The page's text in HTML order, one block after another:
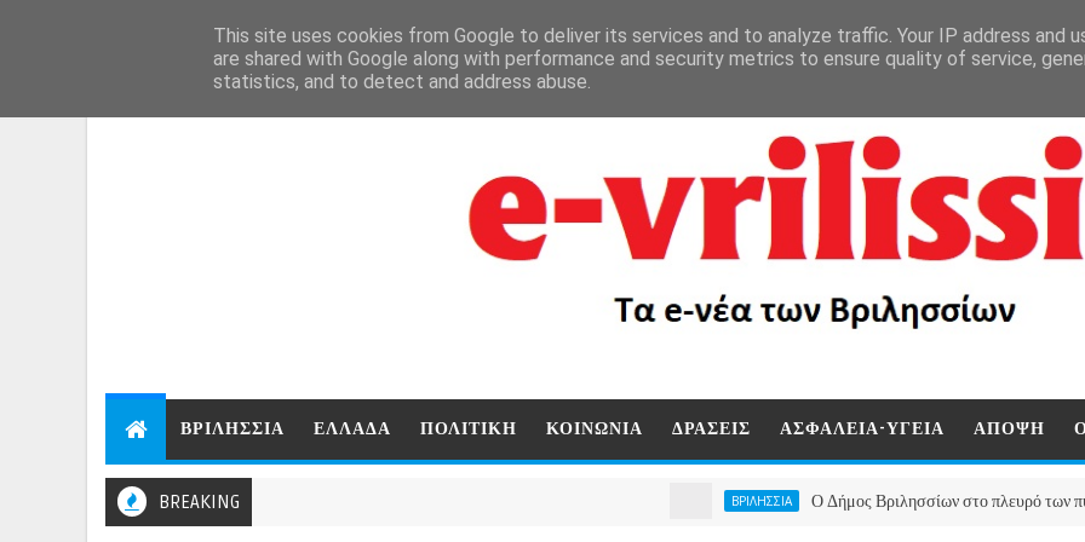
ΒΡΙΛΗΣΣΙΑ ΕΛΛΑΔΑ ΠΟΛΙΤΙΚΗ ΚΟΙΝΩΝΙΑ ΔΡΑΣΕΙΣ ΑΣΦΑΛΕΙΑ-ΥΓΕΙΑ ΑΠΟΨΗ
BREAKING Ο Δήμος Βριλησσίων στο πλευρό των
This site uses cookies from Google to deliver its services and to analyze traffic. Your IP address and
are shared with Google along with performance and security metrics to ensure quality of service,
statistics, and to detect and address abuse.